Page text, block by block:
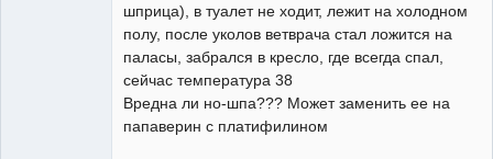
шприца), в туалет не ходит, лежит на холодном
полу, после уколов ветврача стал ложится на
паласы, забрался в кресло, где всегда спал,
сейчас температура 38
Вредна ли но-шпа??? Может заменить ее на
папаверин с платифилином